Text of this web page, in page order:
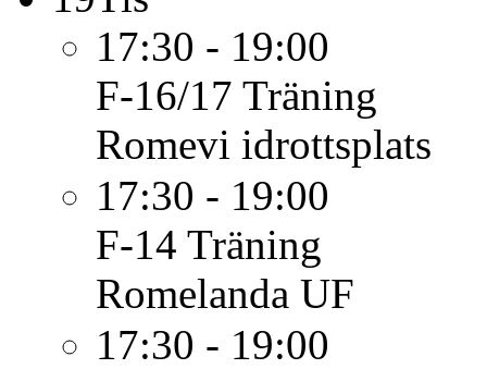
17:30 - 19:00
F-16/17 Träning
Romevi idrottsplats
17:30 - 19:00
F-14 Träning
Romelanda UF
17:30 - 19:00